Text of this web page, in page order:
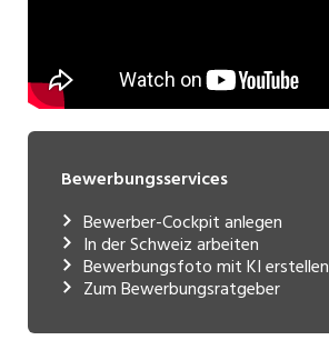
Bewerbungsservices
Bewerber-Cockpit anlegen
In der Schweiz arbeiten
Bewerbungsfoto mit KI erstellen
Zum Bewerbungsratgeber